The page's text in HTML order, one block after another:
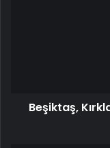
Beşiktaş,